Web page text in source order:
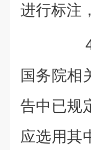
进行标注
4、
国务院相
告中已规
应选用其